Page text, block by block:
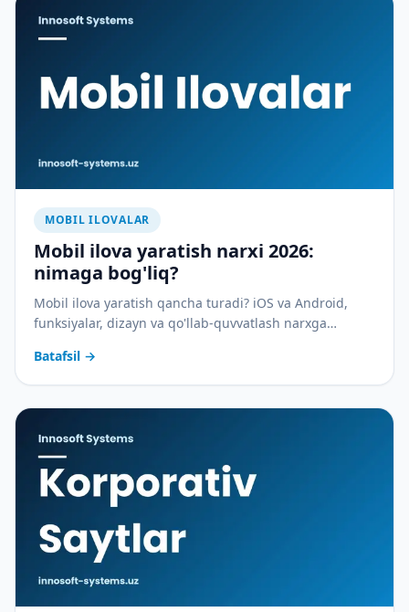
MOBIL ILOVALAR
Mobil ilova yaratish narxi 2026:
nimaga bog'liq?
Mobil ilova yaratish qancha turadi? iOS va Android,
funksiyalar, dizayn va qo'llab-quvvatlash narxga
Batafsil →